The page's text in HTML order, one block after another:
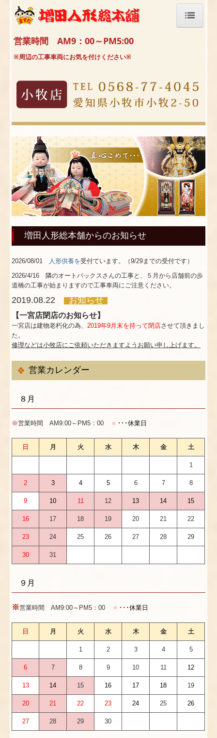
ホーム
ひな人形
その他
よくある質問
人形の飾り方・しまい方
人形供養について
赤ちゃんのお祝行事
店舗紹介
イベント
店内商品紹介
プライバシーポリシー
営業時間 AM9：00～PM5:00
※周辺の工事車両にお気を付けください※
増田人形総本舗からのお知らせ
2026/08/01 人形供養を受付ています。（9/29までの受付です）
2026/4/16 隣のオートバックスさんの工事と、５月から店舗前の歩
道橋の工事が始まりますので工事車両にご注意ください。
2019.08.22 お知らせ
【一宮店閉店のお知らせ】
一宮店は建物老朽化の為、2019年9月末を持って閉店させて頂きまし
た。
修理などは小牧店にご依頼いただきますようお願い申し上げます。
営業カレンダー
８月
※営業時間 AM9:00～PM5：00 ■ ･･･休業日
日 月 火 水 木 金 土
1
2 3 4 5 6 7 8
9 10 11 12 13 14 15
16 17 18 19 20 21 22
23 24 25 26 27 28 29
30 31
９月
※営業時間 AM9:00～PM5：00 ■ ･･･休業日
日 月 火 水 木 金 土
1 2 3 4 5
6 7 8 9 10 11 12
13 14 15 16 17 18 19
20 21 22 23 24 25 26
27 28 29 30